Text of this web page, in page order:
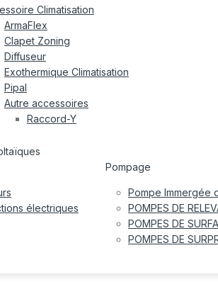
Climatisation
ArmaFlex
Clapet Zoning
Diffuseur
Exothermique Climatisation
Pipal
Autre accessoires
Raccord-Y
électriques
Pompage
Pompe Immergée
POMPES DE
POMPES DE
POMPES DE